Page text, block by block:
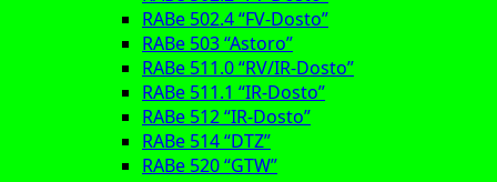
RABe 502.4 “FV-Dosto”
RABe 503 “Astoro”
RABe 511.0 “RV/IR-Dosto”
RABe 511.1 “IR-Dosto”
RABe 512 “IR-Dosto”
RABe 514 “DTZ”
RABe 520 “GTW”